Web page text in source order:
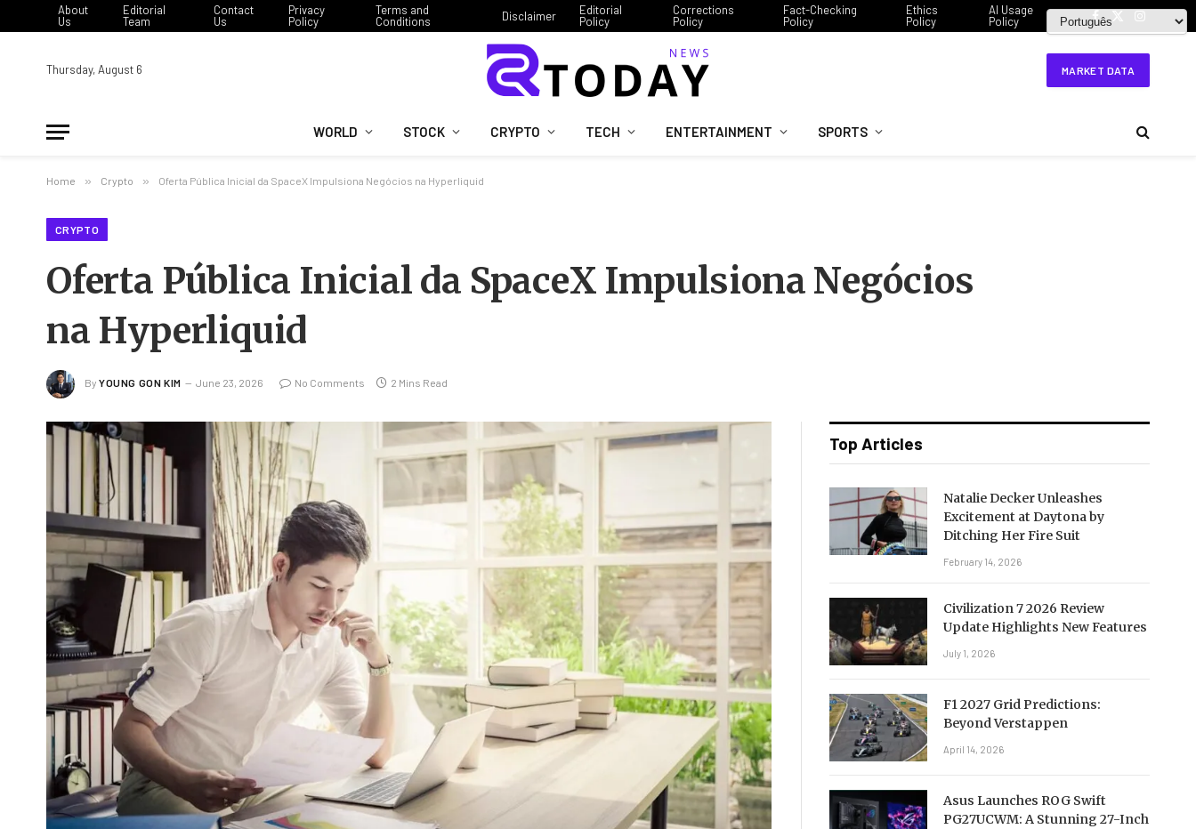
About
Us
Editorial
Team
Contact
Us
Privacy
Policy
Terms and
Conditions
Disclaimer
Editorial
Policy
Corrections
Policy
Fact-Checking
Policy
Ethics
Policy
AI Usage
Policy
Facebook
X
Instagram
Thursday, August 6 MARKET DATA
WORLD STOCK CRYPTO TECH ENTERTAINMENT SPORTS
Home » Crypto » Oferta Pública Inicial da SpaceX Impulsiona Negócios na Hyperliquid
CRYPTO
Oferta Pública Inicial da SpaceX Impulsiona Negócios
na Hyperliquid
By YOUNG GON KIM June 23, 2026 No Comments 2 Mins Read
Top Articles
Natalie Decker Unleashes
Excitement at Daytona by
Ditching Her Fire Suit
February 14, 2026
Civilization 7 2026 Review
Update Highlights New Features
July 1, 2026
F1 2027 Grid Predictions:
Beyond Verstappen
April 14, 2026
Asus Launches ROG Swift
PG27UCWM: A Stunning 27-Inch